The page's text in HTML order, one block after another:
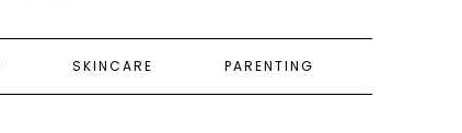
SKINCARE PARENTING